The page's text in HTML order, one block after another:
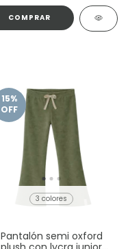
COMPRAR
15%
OFF
3 colores
Pantalón semi oxford